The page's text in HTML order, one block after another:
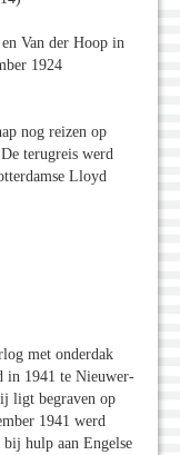
Van der Hoop in
1924
nog reizen op
terugreis werd
Lloyd
met onderdak
in 1941 te Nieuwer-
ligt begraven op
1941 werd
bij hulp aan Engelse